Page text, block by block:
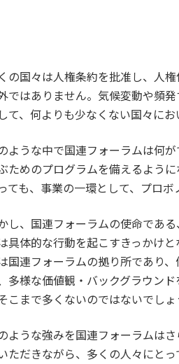
の国々は人権条約を批准し、人
ではありません。気候変動や頻
て、何よりも少なくない国々に
ような中で国連フォーラムは何
ためのプログラムを備えるよう
ても、事業の一環として、プロ
し、国連フォーラムの使命であ
具体的な行動を起こすきっかけ
国連フォーラムの拠り所であり
多様な価値観・バックグラウン
こまで多くないのではないでしょ
ような強みを国連フォーラムは
ただきながら、多くの人々にと